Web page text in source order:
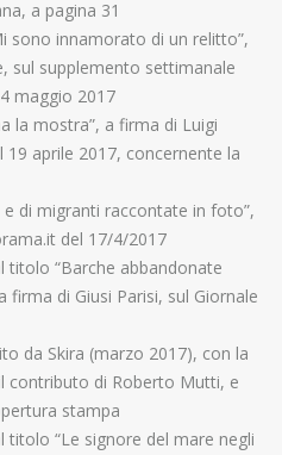
a pagina 31
sono innamorato di un relitto”,
sul supplemento settimanale
maggio 2017
la mostra”, a firma di Luigi
aprile 2017, concernente la
di migranti raccontate in foto”,
del 17/4/2017
“Barche abbandonate
di Giusi Parisi, sul Giornale
da Skira (marzo 2017), con la
contributo di Roberto Mutti, e
stampa
“Le signore del mare negli